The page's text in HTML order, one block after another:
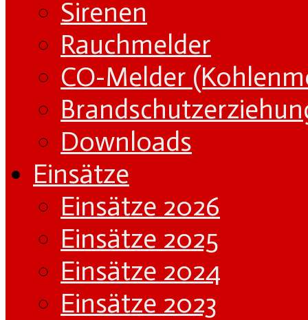
Sirenen
Rauchmelder
CO-Melder
Downloads
Einsätze
Einsätze 2026
Einsätze 2025
Einsätze 2024
Einsätze 2023